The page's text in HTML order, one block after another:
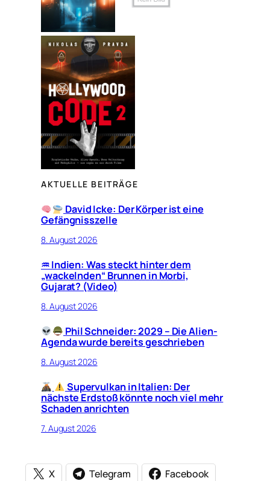
AKTUELLE BEITRÄGE
David Icke: Der Körper ist eine
Gefängnisszelle
8. August 2026
♒︎ Indien: Was steckt hinter dem
„wackelnden“ Brunnen in Morbi,
Gujarat? (Video)
8. August 2026
Phil Schneider: 2029 – Die Alien-
Agenda wurde bereits geschrieben
8. August 2026
Supervulkan in Italien: Der
nächste Erdstoß könnte noch viel mehr
Schaden anrichten
7. August 2026
X Telegram
Facebook